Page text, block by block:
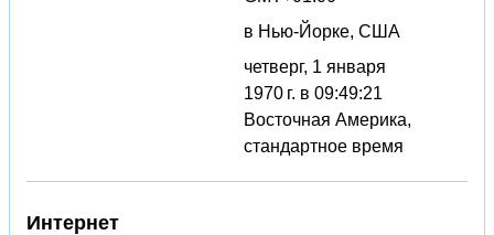
в Нью-Йорке, США
четверг, 1 января
1970 г. в 09:49:21
Восточная Америка,
стандартное время
Интернет